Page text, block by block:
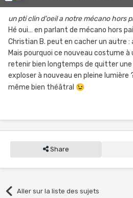
un pti clin d'oeil a notre mécano hors
Hé oui… en parlant de mécano hors
Christian B. peut en cacher un autre
Mais pourquoi ce nouveau costume à
retenir bien longtemps de quitter
exploser à nouveau en pleine lumière
même bien théâtral 😉
Share
Aller sur la liste des sujets